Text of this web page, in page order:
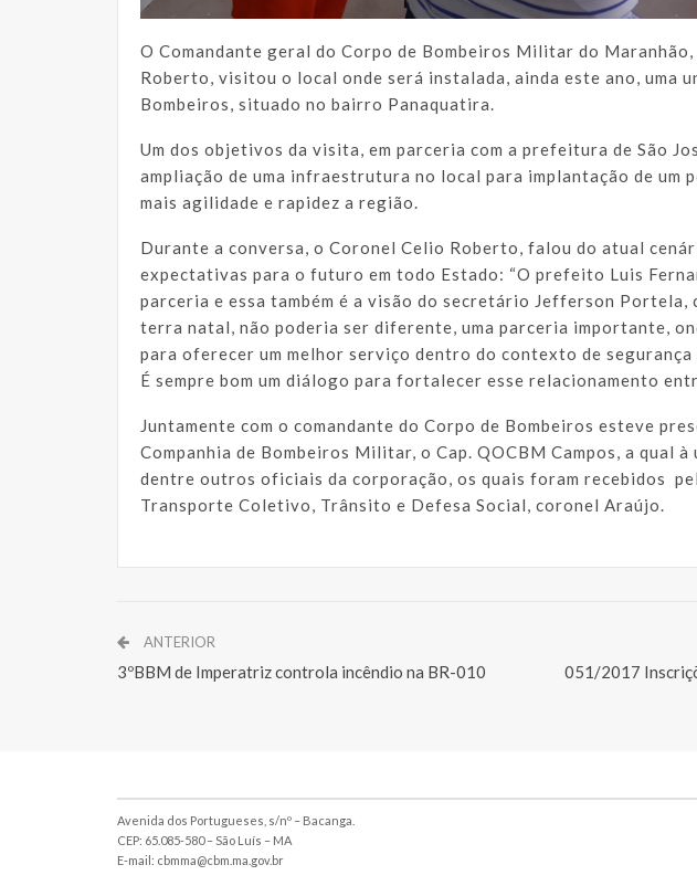
O Comandante geral do Corpo de Bombeiros Militar do Maranhão,
Roberto, visitou o local onde será instalada, ainda este ano, uma
Bombeiros, situado no bairro Panaquatira.
Um dos objetivos da visita, em parceria com a prefeitura de São
ampliação de uma infraestrutura no local para implantação de um
mais agilidade e rapidez a região.
Durante a conversa, o Coronel Celio Roberto, falou do atual
expectativas para o futuro em todo Estado: “O prefeito Luis
parceria e essa também é a visão do secretário Jefferson Portela,
terra natal, não poderia ser diferente, uma parceria importante,
para oferecer um melhor serviço dentro do contexto de segurança
É sempre bom um diálogo para fortalecer esse relacionamento
Juntamente com o comandante do Corpo de Bombeiros esteve
Companhia de Bombeiros Militar, o Cap. QOCBM Campos, a qual
dentre outros oficiais da corporação, os quais foram recebidos
Transporte Coletivo, Trânsito e Defesa Social, coronel Araújo.
ANTERIOR
3ºBBM de Imperatriz controla incêndio na BR-010
051/2017
Avenida dos Portugueses, s/nº – Bacanga.
CEP: 65.085-580 – São Luís – MA
E-mail: cbmma@cbm.ma.gov.br